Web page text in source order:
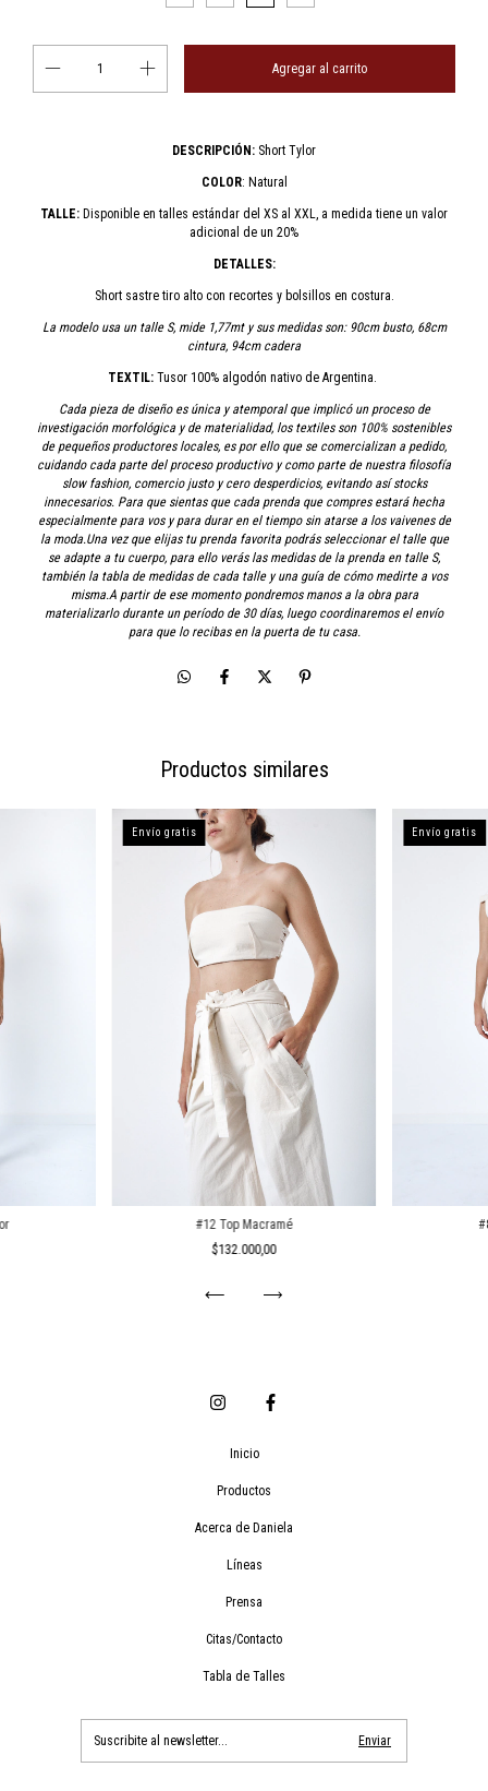
DESCRIPCIÓN: Short Tylor
COLOR: Natural
TALLE: Disponible en talles estándar del XS al XXL, a medida tiene un valor
adicional de un 20%
DETALLES:
Short sastre tiro alto con recortes y bolsillos en costura.
La modelo usa un talle S, mide 1,77mt y sus medidas son: 90cm busto, 68cm
cintura, 94cm cadera
TEXTIL: Tusor 100% algodón nativo de Argentina.
Cada pieza de diseño es única y atemporal que implicó un proceso de
investigación morfológica y de materialidad, los textiles son 100% sostenibles
de pequeños productores locales, es por ello que se comercializan a pedido,
cuidando cada parte del proceso productivo y como parte de nuestra filosofía
slow fashion, comercio justo y cero desperdicios, evitando así stocks
innecesarios. Para que sientas que cada prenda que compres estará hecha
especialmente para vos y para durar en el tiempo sin atarse a los vaivenes de
la moda.Una vez que elijas tu prenda favorita podrás seleccionar el talle que
se adapte a tu cuerpo, para ello verás las medidas de la prenda en talle S,
también la tabla de medidas de cada talle y una guía de cómo medirte a vos
misma.A partir de ese momento pondremos manos a la obra para
materializarlo durante un período de 30 días, luego coordinaremos el envío
para que lo recibas en la puerta de tu casa.
Productos similares
Envío gratis
#12 Top Macramé
$132.000,00
Envío gratis
Inicio
Productos
Acerca de Daniela
Líneas
Prensa
Citas/Contacto
Tabla de Talles